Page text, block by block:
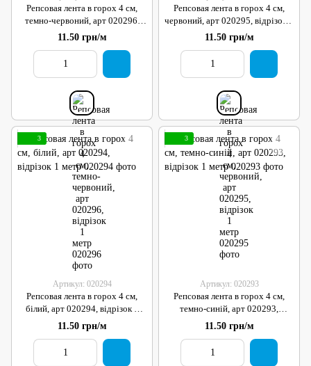
Репсовая лента в горох 4 см,
темно-червоний, арт 020296,
відрізок 1 метр
11.50 грн/м
Репсовая лента в горох 4 см,
червоний, арт 020295, відрізок 1
метр
11.50 грн/м
3
Артикул: 020294
Репсовая лента в горох 4 см,
білий, арт 020294, відрізок 1
метр
11.50 грн/м
3
Артикул: 020293
Репсовая лента в горох 4 см,
темно-синій, арт 020293,
відрізок 1 метр
11.50 грн/м